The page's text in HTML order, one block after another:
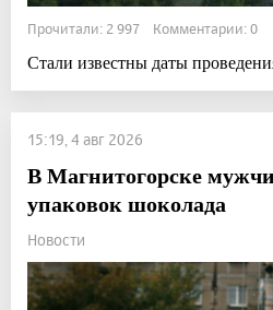
Прочитали: 2 997 Комментарии: 0
Стали известны даты
15:19, 4 авг 2026
В Магнитогорске
упаковок шоколада
Новости